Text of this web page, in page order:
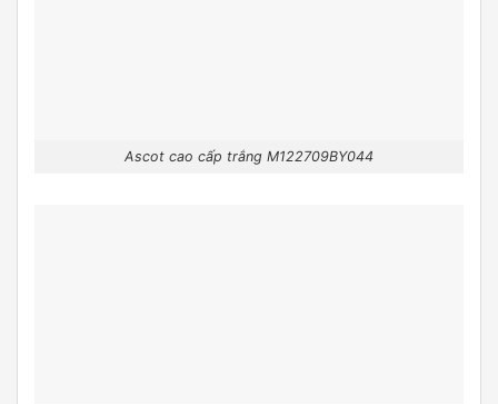
Ascot cao cấp trắng M122709BY044